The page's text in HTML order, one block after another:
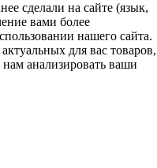
сделали на сайте (язык,
вами более
нашего сайта.
для вас товаров,
анализировать ваши